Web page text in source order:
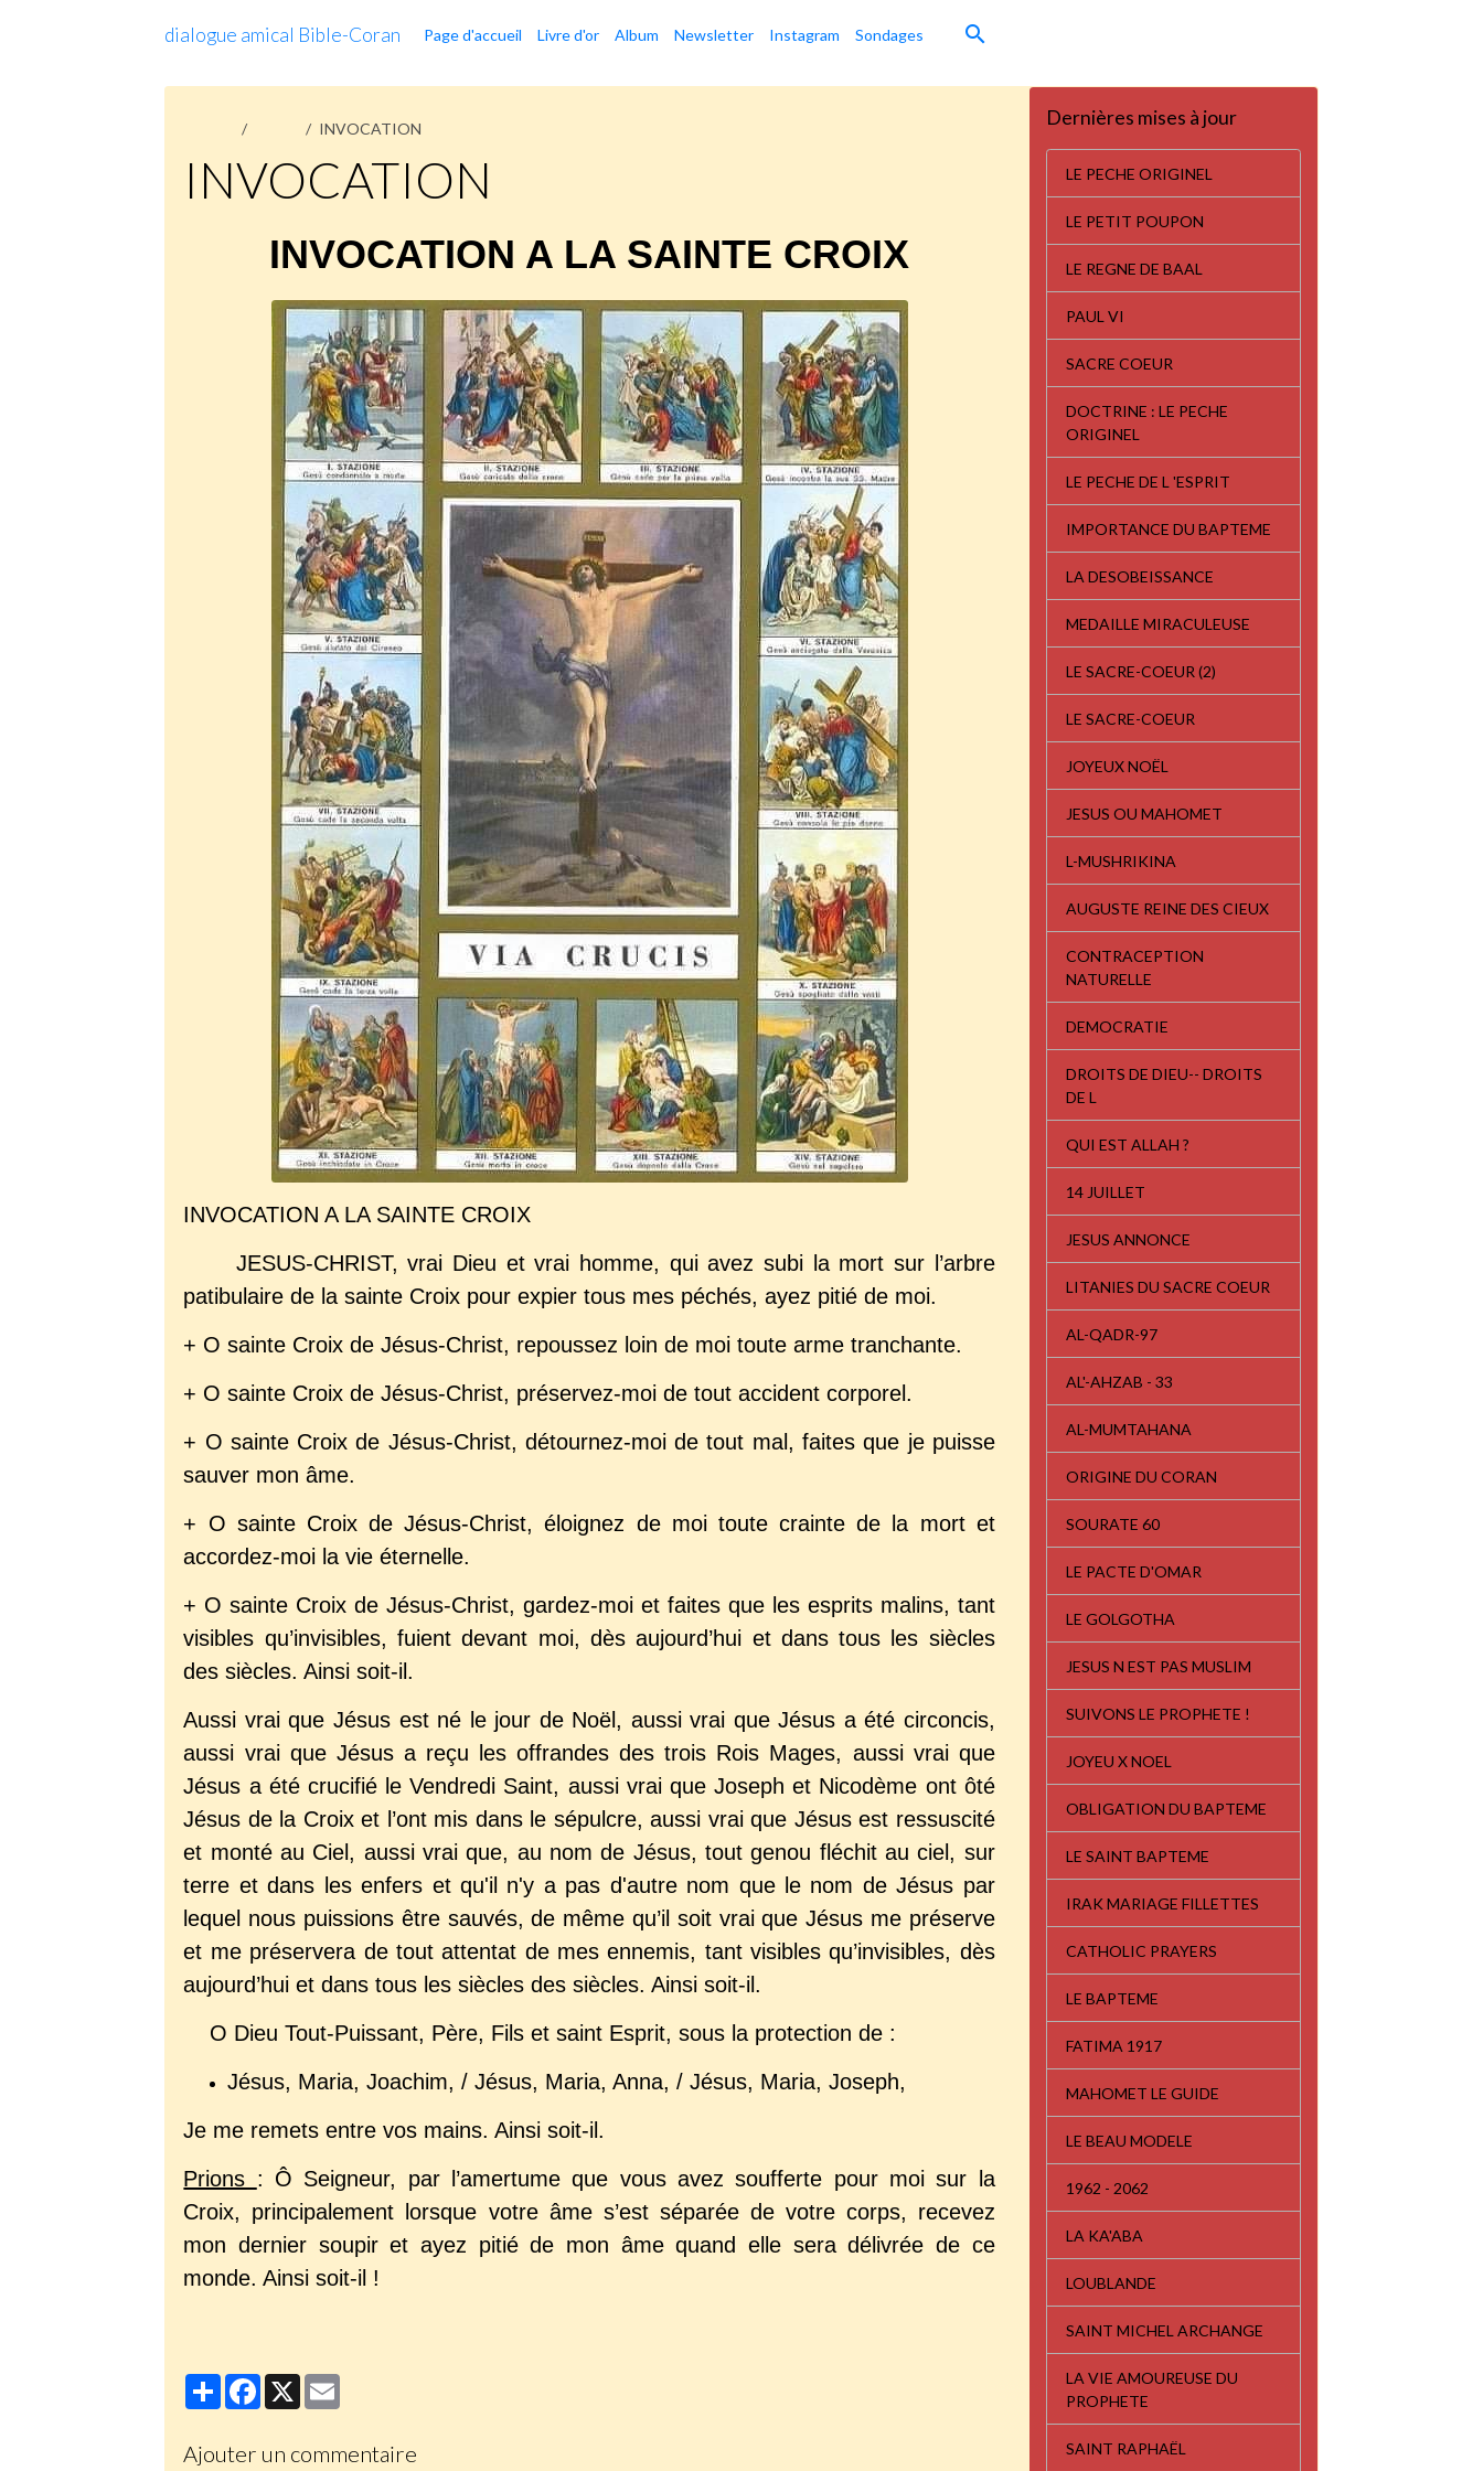
dialogue amical Bible-Coran Page d'accueil Livre d'or Album Newsletter Instagram Sondages
INVOCATION
INVOCATION
INVOCATION A LA SAINTE CROIX
INVOCATION A LA SAINTE CROIX
JESUS-CHRIST, vrai Dieu et vrai homme, qui avez subi la mort sur l’arbre
patibulaire de la sainte Croix pour expier tous mes péchés, ayez pitié de moi.
+ O sainte Croix de Jésus-Christ, repoussez loin de moi toute arme tranchante.
+ O sainte Croix de Jésus-Christ, préservez-moi de tout accident corporel.
+ O sainte Croix de Jésus-Christ, détournez-moi de tout mal, faites que je puisse
sauver mon âme.
+ O sainte Croix de Jésus-Christ, éloignez de moi toute crainte de la mort et
accordez-moi la vie éternelle.
+ O sainte Croix de Jésus-Christ, gardez-moi et faites que les esprits malins, tant
visibles qu’invisibles, fuient devant moi, dès aujourd’hui et dans tous les siècles
des siècles. Ainsi soit-il.
Aussi vrai que Jésus est né le jour de Noël, aussi vrai que Jésus a été circoncis,
aussi vrai que Jésus a reçu les offrandes des trois Rois Mages, aussi vrai que
Jésus a été crucifié le Vendredi Saint, aussi vrai que Joseph et Nicodème ont ôté
Jésus de la Croix et l’ont mis dans le sépulcre, aussi vrai que Jésus est ressuscité
et monté au Ciel, aussi vrai que, au nom de Jésus, tout genou fléchit au ciel, sur
terre et dans les enfers et qu'il n'y a pas d'autre nom que le nom de Jésus par
lequel nous puissions être sauvés, de même qu’il soit vrai que Jésus me préserve
et me préservera de tout attentat de mes ennemis, tant visibles qu’invisibles, dès
aujourd’hui et dans tous les siècles des siècles. Ainsi soit-il.
O Dieu Tout-Puissant, Père, Fils et saint Esprit, sous la protection de :
Jésus, Maria, Joachim, / Jésus, Maria, Anna, / Jésus, Maria, Joseph,
Je me remets entre vos mains. Ainsi soit-il.
Prions : Ô Seigneur, par l’amertume que vous avez soufferte pour moi sur la
Croix, principalement lorsque votre âme s’est séparée de votre corps, recevez
mon dernier soupir et ayez pitié de mon âme quand elle sera délivrée de ce
monde. Ainsi soit-il !
PartagerFacebook
X
Ajouter un commentaire
Dernières mises à jour
LE PECHE ORIGINEL
LE PETIT POUPON
LE REGNE DE BAAL
PAUL VI
SACRE COEUR
DOCTRINE : LE PECHE
ORIGINEL
LE PECHE DE L 'ESPRIT
IMPORTANCE DU BAPTEME
LA DESOBEISSANCE
MEDAILLE MIRACULEUSE
LE SACRE-COEUR (2)
LE SACRE-COEUR
JOYEUX NOËL
JESUS OU MAHOMET
L-MUSHRIKINA
AUGUSTE REINE DES CIEUX
CONTRACEPTION
NATURELLE
DEMOCRATIE
DROITS DE DIEU-- DROITS
DE L
QUI EST ALLAH ?
14 JUILLET
JESUS ANNONCE
LITANIES DU SACRE COEUR
AL-QADR-97
AL'-AHZAB - 33
AL-MUMTAHANA
ORIGINE DU CORAN
SOURATE 60
LE PACTE D'OMAR
LE GOLGOTHA
JESUS N EST PAS MUSLIM
SUIVONS LE PROPHETE !
JOYEU X NOEL
OBLIGATION DU BAPTEME
LE SAINT BAPTEME
IRAK MARIAGE FILLETTES
CATHOLIC PRAYERS
LE BAPTEME
FATIMA 1917
MAHOMET LE GUIDE
LE BEAU MODELE
1962 - 2062
LA KA'ABA
LOUBLANDE
SAINT MICHEL ARCHANGE
LA VIE AMOUREUSE DU
PROPHETE
SAINT RAPHAËL